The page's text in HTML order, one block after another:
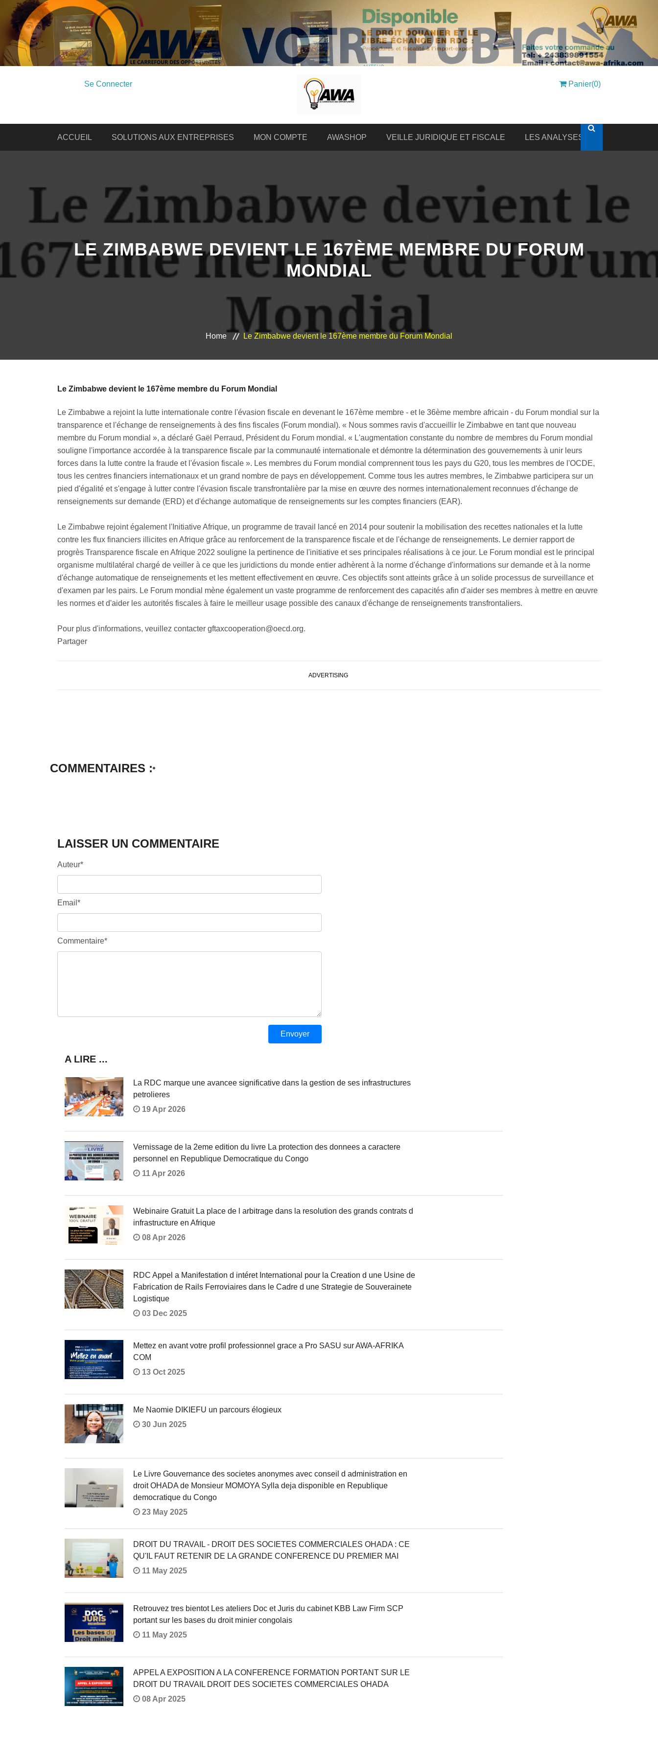
Se Connecter Panier(0)
ACCUEIL SOLUTIONS AUX ENTREPRISES MON COMPTE AWASHOP VEILLE JURIDIQUE ET FISCALE LES ANALYSES
LE ZIMBABWE DEVIENT LE 167ÈME MEMBRE DU FORUM
MONDIAL
Home Le Zimbabwe devient le 167ème membre du Forum Mondial
Le Zimbabwe devient le 167ème membre du Forum Mondial
Le Zimbabwe a rejoint la lutte internationale contre l'évasion fiscale en devenant le 167ème membre - et le 36ème membre africain - du Forum mondial sur la
transparence et l'échange de renseignements à des fins fiscales (Forum mondial). « Nous sommes ravis d'accueillir le Zimbabwe en tant que nouveau
membre du Forum mondial », a déclaré Gaël Perraud, Président du Forum mondial. « L'augmentation constante du nombre de membres du Forum mondial
souligne l'importance accordée à la transparence fiscale par la communauté internationale et démontre la détermination des gouvernements à unir leurs
forces dans la lutte contre la fraude et l'évasion fiscale ». Les membres du Forum mondial comprennent tous les pays du G20, tous les membres de l'OCDE,
tous les centres financiers internationaux et un grand nombre de pays en développement. Comme tous les autres membres, le Zimbabwe participera sur un
pied d'égalité et s'engage à lutter contre l'évasion fiscale transfrontalière par la mise en œuvre des normes internationalement reconnues d'échange de
renseignements sur demande (ERD) et d'échange automatique de renseignements sur les comptes financiers (EAR).
Le Zimbabwe rejoint également l'Initiative Afrique, un programme de travail lancé en 2014 pour soutenir la mobilisation des recettes nationales et la lutte
contre les flux financiers illicites en Afrique grâce au renforcement de la transparence fiscale et de l'échange de renseignements. Le dernier rapport de
progrès Transparence fiscale en Afrique 2022 souligne la pertinence de l'initiative et ses principales réalisations à ce jour. Le Forum mondial est le principal
organisme multilatéral chargé de veiller à ce que les juridictions du monde entier adhèrent à la norme d'échange d'informations sur demande et à la norme
d'échange automatique de renseignements et les mettent effectivement en œuvre. Ces objectifs sont atteints grâce à un solide processus de surveillance et
d'examen par les pairs. Le Forum mondial mène également un vaste programme de renforcement des capacités afin d'aider ses membres à mettre en œuvre
les normes et d'aider les autorités fiscales à faire le meilleur usage possible des canaux d'échange de renseignements transfrontaliers.
Pour plus d'informations, veuillez contacter gftaxcooperation@oecd.org.
Partager
ADVERTISING
COMMENTAIRES :
LAISSER UN COMMENTAIRE
Auteur*
Email*
Commentaire*
A LIRE ...
La RDC marque une avancee significative dans la gestion de ses infrastructures
petrolieres
19 Apr 2026
Vernissage de la 2eme edition du livre La protection des donnees a caractere
personnel en Republique Democratique du Congo
11 Apr 2026
Webinaire Gratuit La place de l arbitrage dans la resolution des grands contrats d
infrastructure en Afrique
08 Apr 2026
RDC Appel a Manifestation d intéret International pour la Creation d une Usine de
Fabrication de Rails Ferroviaires dans le Cadre d une Strategie de Souverainete
Logistique
03 Dec 2025
Mettez en avant votre profil professionnel grace a Pro SASU sur AWA-AFRIKA
COM
13 Oct 2025
Me Naomie DIKIEFU un parcours élogieux
30 Jun 2025
Le Livre Gouvernance des societes anonymes avec conseil d administration en
droit OHADA de Monsieur MOMOYA Sylla deja disponible en Republique
democratique du Congo
23 May 2025
DROIT DU TRAVAIL - DROIT DES SOCIETES COMMERCIALES OHADA : CE
QU'IL FAUT RETENIR DE LA GRANDE CONFERENCE DU PREMIER MAI
11 May 2025
Retrouvez tres bientot Les ateliers Doc et Juris du cabinet KBB Law Firm SCP
portant sur les bases du droit minier congolais
11 May 2025
APPEL A EXPOSITION A LA CONFERENCE FORMATION PORTANT SUR LE
DROIT DU TRAVAIL DROIT DES SOCIETES COMMERCIALES OHADA
08 Apr 2025